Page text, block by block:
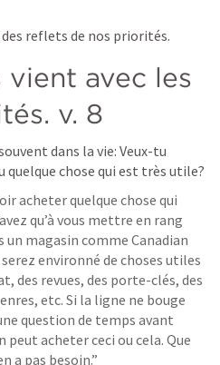
reflets de nos priorités.
vient avec les
v. 8
dans la vie: Veux-tu
quelque chose qui est très utile?
acheter quelque chose qui
qu’à vous mettre en rang
un magasin comme Canadian
environné de choses utiles
des revues, des porte-clés, des
etc. Si la ligne ne bouge
question de temps avant
peut acheter ceci ou cela. Que
a pas besoin.”